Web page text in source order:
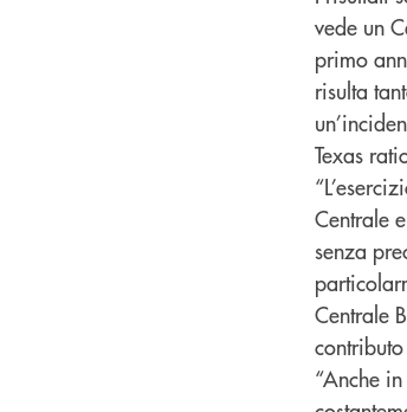
vede un
primo
risulta
Texas
Centrale
senza
Centrale
“Anche